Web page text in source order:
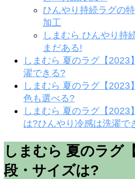
ひんやり持続ラグの
加工
しまむら ひんやり持
まだある!
しまむら 夏のラグ【2023
濯できる?
しまむら 夏のラグ【2023
色も選べる?
しまむら 夏のラグ【2023
は?ひんやり冷感は洗濯で
しまむら 夏のラグ
段・サイズは?